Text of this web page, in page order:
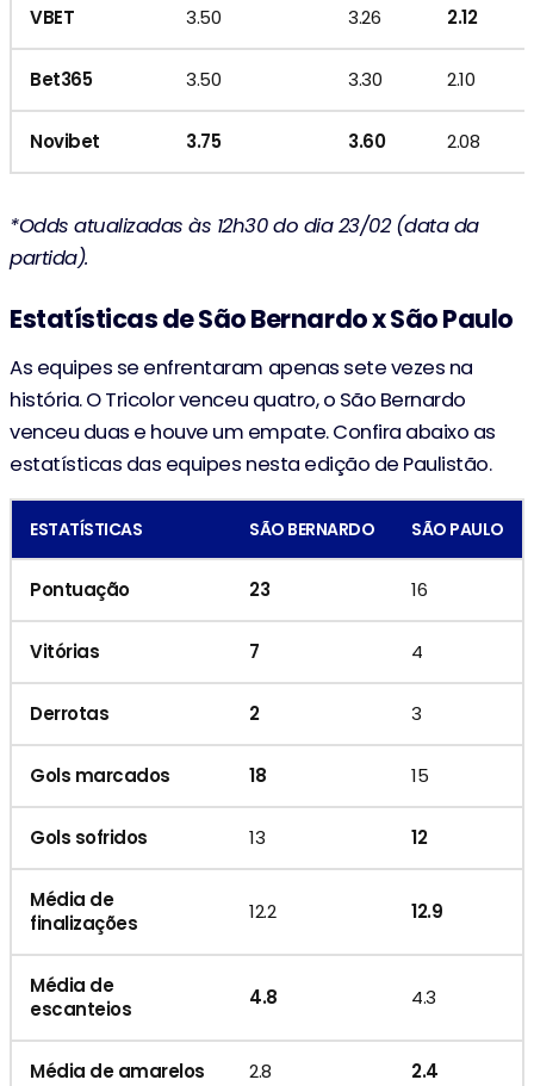
VBET 3.50 3.26 2.12
Bet365 3.50 3.30 2.10
Novibet 3.75 3.60 2.08
*Odds atualizadas às 12h30 do dia 23/02 (data da
partida).
Estatísticas de São Bernardo x São Paulo
As equipes se enfrentaram apenas sete vezes na
história. O Tricolor venceu quatro, o São Bernardo
venceu duas e houve um empate. Confira abaixo as
estatísticas das equipes nesta edição de Paulistão.
ESTATÍSTICAS SÃO BERNARDO SÃO PAULO
Pontuação 23 16
Vitórias 7 4
Derrotas 2 3
Gols marcados 18 15
Gols sofridos 13 12
Média de
finalizações
12.2 12.9
Média de
escanteios
4.8 4.3
Média de amarelos 2.8 2.4